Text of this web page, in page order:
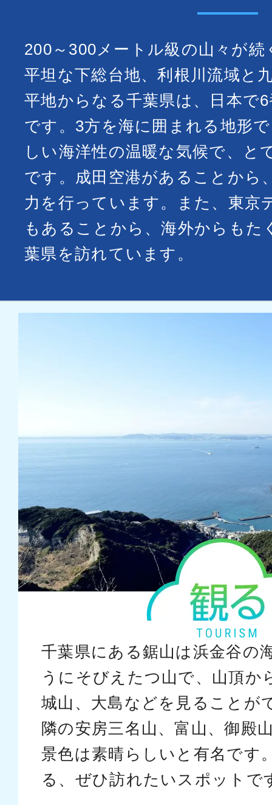
200～300メートル級の山々が続
平坦な下総台地、利根川流域と
平地からなる千葉県は、日本で
です。3方を海に囲まれる地形
しい海洋性の温暖な気候で、と
です。成田空港があることから
力を行っています。また、東京
もあることから、海外からもた
葉県を訪れています。
千葉県にある鋸山は浜金谷の
うにそびえたつ山で、山頂か
城山、大島などを見ることが
隣の安房三名山、富山、御殿
景色は素晴らしいと有名です
る、ぜひ訪れたいスポットで